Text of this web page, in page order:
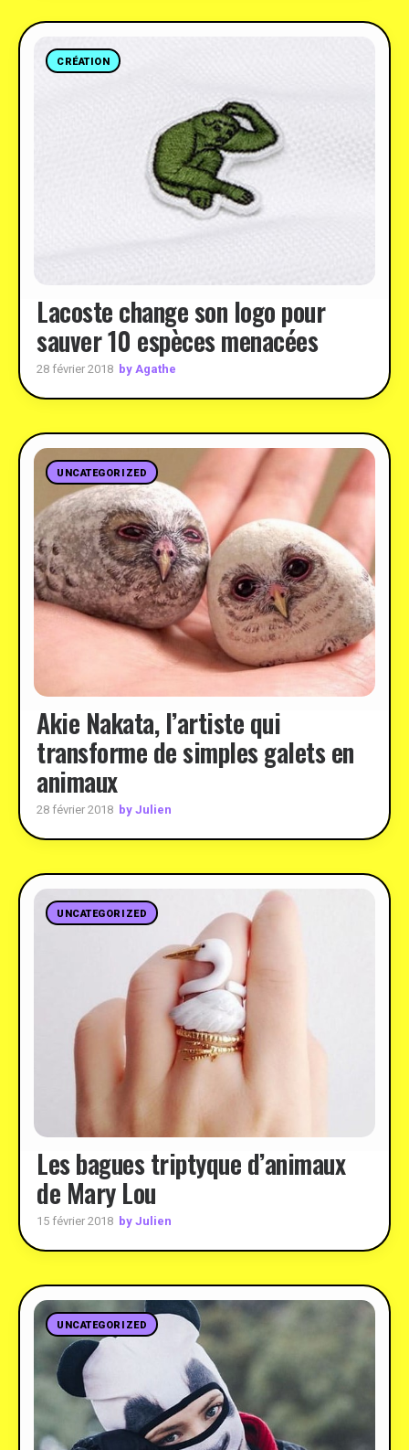
CRÉATION
Lacoste change son logo pour
sauver 10 espèces menacées
28 février 2018 by Agathe
UNCATEGORIZED
Akie Nakata, l’artiste qui
transforme de simples galets en
animaux
28 février 2018 by Julien
UNCATEGORIZED
Les bagues triptyque d’animaux
de Mary Lou
15 février 2018 by Julien
UNCATEGORIZED